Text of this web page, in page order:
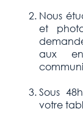
Nous
et
aux
Sous
votre